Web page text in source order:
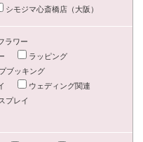
シモジマ心斎橋店（大阪）
ラワー
ラッピング
ブッキング
ウェディング関連
プレイ